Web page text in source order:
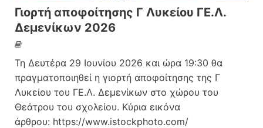
Γιορτή αποφοίτησης Γ Λυκείου ΓΕ.Λ.
Δεμενίκων 2026
Τη Δευτέρα 29 Ιουνίου 2026 και ώρα 19:30 θα
πραγματοποιηθεί η γιορτή αποφοίτησης της Γ
Λυκείου του ΓΕ.Λ. Δεμενίκων στο χώρου του
Θεάτρου του σχολείου. Κύρια εικόνα
άρθρου: https://www.istockphoto.com/